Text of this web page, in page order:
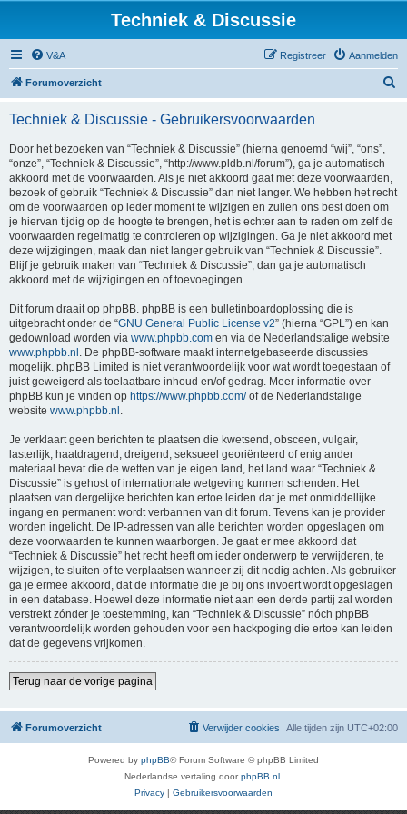
Techniek & Discussie
V&A Aanmelden
Registreer
Forumoverzicht
Techniek & Discussie - Gebruikersvoorwaarden
Door het bezoeken van “Techniek & Discussie” (hierna genoemd “wij”, “ons”,
“onze”, “Techniek & Discussie”, “http://www.pldb.nl/forum”), ga je automatisch
akkoord met de voorwaarden. Als je niet akkoord gaat met deze voorwaarden,
bezoek of gebruik “Techniek & Discussie” dan niet langer. We hebben het recht
om de voorwaarden op ieder moment te wijzigen en zullen ons best doen om
je hiervan tijdig op de hoogte te brengen, het is echter aan te raden om zelf de
voorwaarden regelmatig te controleren op wijzigingen. Ga je niet akkoord met
deze wijzigingen, maak dan niet langer gebruik van “Techniek & Discussie”.
Blijf je gebruik maken van “Techniek & Discussie”, dan ga je automatisch
akkoord met de wijzigingen en of toevoegingen.
Dit forum draait op phpBB. phpBB is een bulletinboardoplossing die is
uitgebracht onder de “GNU General Public License v2” (hierna “GPL”) en kan
gedownload worden via www.phpbb.com en via de Nederlandstalige website
www.phpbb.nl . De phpBB-software maakt internetgebaseerde discussies
mogelijk. phpBB Limited is niet verantwoordelijk voor wat wordt toegestaan of
juist geweigerd als toelaatbare inhoud en/of gedrag. Meer informatie over
phpBB kun je vinden op https://www.phpbb.com/of de Nederlandstalige
website www.phpbb.nl .
Je verklaart geen berichten te plaatsen die kwetsend, obsceen, vulgair,
lasterlijk, haatdragend, dreigend, seksueel georiënteerd of enig ander
materiaal bevat die de wetten van je eigen land, het land waar “Techniek &
Discussie” is gehost of internationale wetgeving kunnen schenden. Het
plaatsen van dergelijke berichten kan ertoe leiden dat je met onmiddellijke
ingang en permanent wordt verbannen van dit forum. Tevens kan je provider
worden ingelicht. De IP-adressen van alle berichten worden opgeslagen om
deze voorwaarden te kunnen waarborgen. Je gaat er mee akkoord dat
“Techniek & Discussie” het recht heeft om ieder onderwerp te verwijderen, te
wijzigen, te sluiten of te verplaatsen wanneer zij dit nodig achten. Als gebruiker
ga je ermee akkoord, dat de informatie die je bij ons invoert wordt opgeslagen
in een database. Hoewel deze informatie niet aan een derde partij zal worden
verstrekt zónder je toestemming, kan “Techniek & Discussie” nóch phpBB
verantwoordelijk worden gehouden voor een hackpoging die ertoe kan leiden
dat de gegevens vrijkomen.
Terug naar de vorige pagina
Forumoverzicht Alle tijden zijn UTC+02:00
Verwijder cookies
Powered by phpBB® Forum Software © phpBB Limited
Nederlandse vertaling doorphpBB.nl
Privacy | Gebruikersvoorwaarden